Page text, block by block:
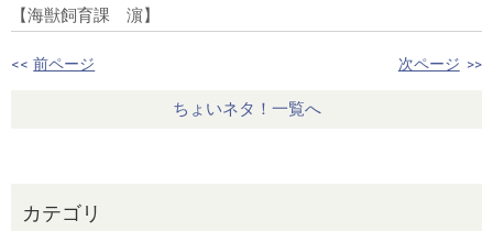
【海獣飼育課 濵】
<< 前ページ 次ページ >>
ちょいネタ！一覧へ
カテゴリ